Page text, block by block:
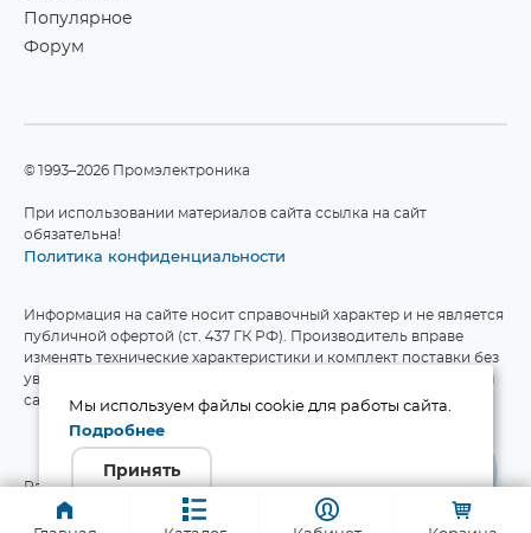
Популярное
Форум
©1993–2026 Промэлектроника
При использовании материалов сайта ссылка на сайт
обязательна!
Политика конфиденциальности
Информация на сайте носит справочный характер и не является
публичной офертой (ст. 437 ГК РФ). Производитель вправе
изменять технические характеристики и комплект поставки без
уведомления. Актуальные данные приведены на официальном
сайте производителя.
Разработка сайта
Мы используем файлы cookie для работы сайта.
Подробнее
Принять